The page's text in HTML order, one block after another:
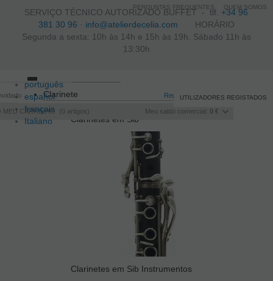
SERVIÇO TÉCNICO AUTORIZADO BUFFET -tlf. +34 96
381 30 96 · info@atelierdecelia.com HORÁRIO
Segunda a sexta: 10h às 14h e 15h às 19h. Sábado 11h às
13:30h
português
español
français
Italiano
Registo/ Iniciar sessão
MEU CARRINHO 0 artigos Meu saldo comercial: 0 €
UTILIZADORES REGISTADOS
Toggle
navigation
Clarinete
Clarinetes em Sib
Clarinetes em Sib Instrumentos
PERGUNTAS FREQUENTES QUEM SOMOS